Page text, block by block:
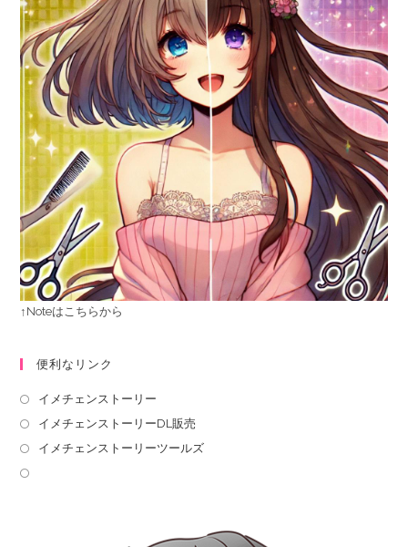
↑Noteはこちらから
便利なリンク
イメチェンストーリー
イメチェンストーリーDL販売
イメチェンストーリーツールズ